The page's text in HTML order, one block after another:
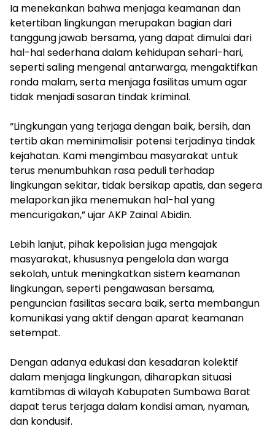
Ia menekankan bahwa menjaga keamanan dan
ketertiban lingkungan merupakan bagian dari
tanggung jawab bersama, yang dapat dimulai dari
hal-hal sederhana dalam kehidupan sehari-hari,
seperti saling mengenal antarwarga, mengaktifkan
ronda malam, serta menjaga fasilitas umum agar
tidak menjadi sasaran tindak kriminal.
“Lingkungan yang terjaga dengan baik, bersih, dan
tertib akan meminimalisir potensi terjadinya tindak
kejahatan. Kami mengimbau masyarakat untuk
terus menumbuhkan rasa peduli terhadap
lingkungan sekitar, tidak bersikap apatis, dan segera
melaporkan jika menemukan hal-hal yang
mencurigakan,” ujar AKP Zainal Abidin.
Lebih lanjut, pihak kepolisian juga mengajak
masyarakat, khususnya pengelola dan warga
sekolah, untuk meningkatkan sistem keamanan
lingkungan, seperti pengawasan bersama,
penguncian fasilitas secara baik, serta membangun
komunikasi yang aktif dengan aparat keamanan
setempat.
Dengan adanya edukasi dan kesadaran kolektif
dalam menjaga lingkungan, diharapkan situasi
kamtibmas di wilayah Kabupaten Sumbawa Barat
dapat terus terjaga dalam kondisi aman, nyaman,
dan kondusif.